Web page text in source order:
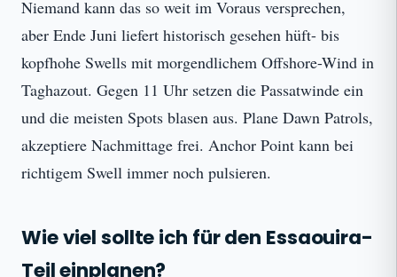
Niemand kann das so weit im Voraus versprechen,
aber Ende Juni liefert historisch gesehen hüft- bis
kopfhohe Swells mit morgendlichem Offshore-Wind in
Taghazout. Gegen 11 Uhr setzen die Passatwinde ein
und die meisten Spots blasen aus. Plane Dawn Patrols,
akzeptiere Nachmittage frei. Anchor Point kann bei
richtigem Swell immer noch pulsieren.
Wie viel sollte ich für den Essaouira-
Teil einplanen?